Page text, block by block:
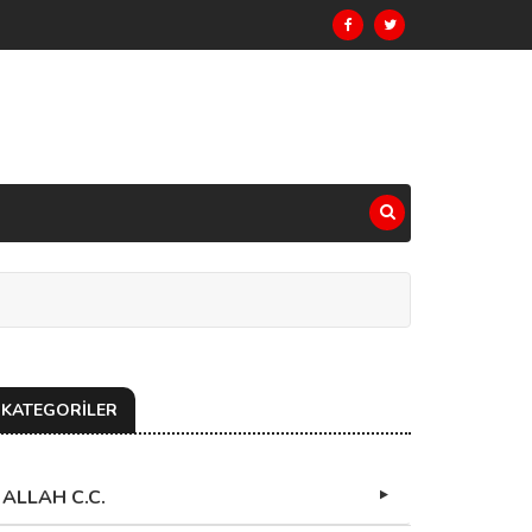
KATEGORİLER
ALLAH C.C.